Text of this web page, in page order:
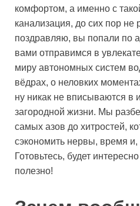
комфортом, а именно с
канализация, до сих пор
поздравляю, вы попали по
вами отправимся в
миру автономных систем
вёдрах, о неловких
ну никак не вписываются в
загородной жизни. Мы
самых азов до хитростей,
сэкономить нервы, время и,
Готовьтесь, будет
полезно!